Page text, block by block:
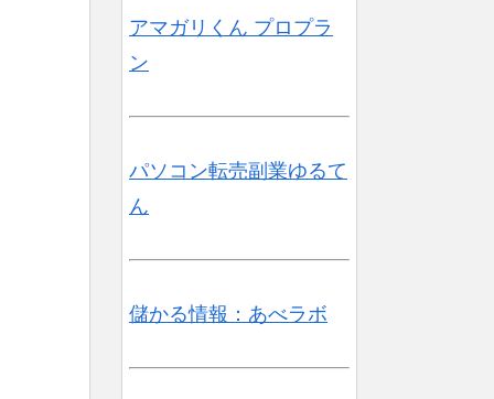
アマガリくん プロプラ
ン
パソコン転売副業ゆるて
ん
儲かる情報：あべラボ